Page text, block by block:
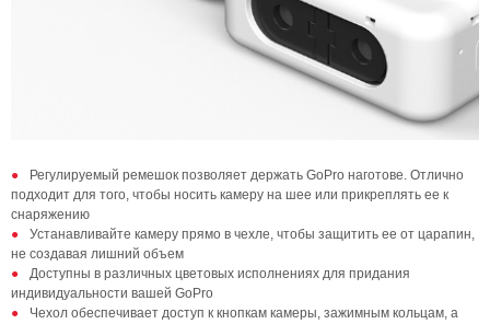
Регулируемый ремешок позволяет держать GoPro наготове. Отлично
подходит для того, чтобы носить камеру на шее или прикреплять ее к
снаряжению
Устанавливайте камеру прямо в чехле, чтобы защитить ее от царапин,
не создавая лишний объем
Доступны в различных цветовых исполнениях для придания
индивидуальности вашей GoPro
Чехол обеспечивает доступ к кнопкам камеры, зажимным кольцам, а